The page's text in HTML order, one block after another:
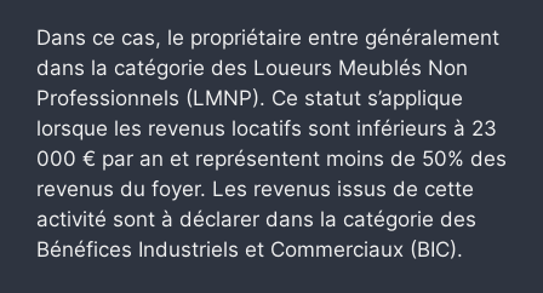
Dans ce cas, le propriétaire entre généralement
dans la catégorie des Loueurs Meublés Non
Professionnels (LMNP). Ce statut s’applique
lorsque les revenus locatifs sont inférieurs à 23
000 € par an et représentent moins de 50% des
revenus du foyer. Les revenus issus de cette
activité sont à déclarer dans la catégorie des
Bénéfices Industriels et Commerciaux (BIC).